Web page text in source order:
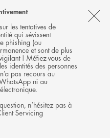
les tentatives de
qui sévissent
phishing (ou
et sont de plus
! Méfiez-vous de
identités des personnes
pas recours au
ni au
n’hésitez pas à
Servicing
MENU